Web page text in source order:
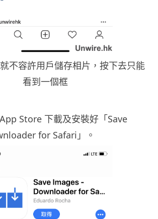
不容許用戶儲存相片，按下去只能
看到一個框
Store 下載及安裝好「Save
for Safari」。